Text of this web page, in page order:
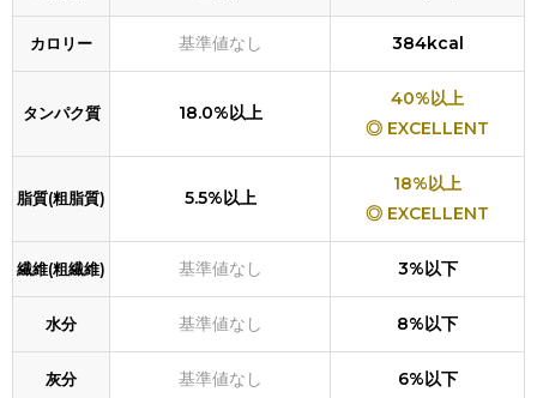
カロリー 基準値なし 384kcal
タンパク質 18.0%以上
40%以上
◎ EXCELLENT
脂質(粗脂質) 5.5%以上
18%以上
◎ EXCELLENT
繊維(粗繊維) 基準値なし 3%以下
水分 基準値なし 8%以下
灰分 基準値なし 6%以下